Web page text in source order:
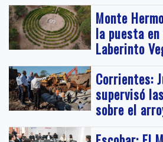
Monte
la puesta
Laberinto
Corrientes:
supervisó
sobre el